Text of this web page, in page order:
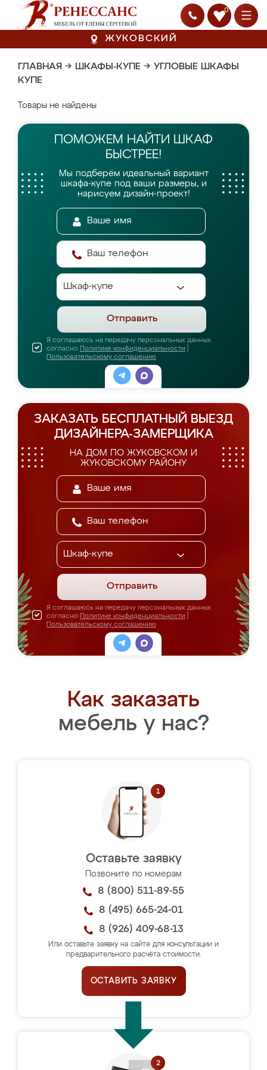
0
ЖУКОВСКИЙ
ГЛАВНАЯ → ШКАФЫ-КУПЕ → УГЛОВЫЕ ШКАФЫ
КУПЕ
Товары не найдены
ПОМОЖЕМ НАЙТИ ШКАФ
БЫСТРЕЕ!
Мы подберём идеальный вариант
шкафа-купе под ваши размеры, и
нарисуем дизайн-проект!
Отправить
Я соглашаюсь на передачу персональных данных
согласно Политике конфиденциальности
Пользовательскому соглашению
ЗАКАЗАТЬ БЕСПЛАТНЫЙ ВЫЕЗД
ДИЗАЙНЕРА-ЗАМЕРЩИКА
НА ДОМ ПО ЖУКОВСКОМ И
ЖУКОВСКОМУ РАЙОНУ
Отправить
Я соглашаюсь на передачу персональных данных
согласно Политике конфиденциальности
Пользовательскому соглашению
Как заказать
мебель у нас?
Оставьте заявку
Позвоните по номерам
8 (800) 511-89-55
8 (495) 665-24-01
8 (926) 409-68-13
Или оставьте заявку на сайте для консультации и
предварительного расчёта стоимости.
ОСТАВИТЬ ЗАЯВКУ